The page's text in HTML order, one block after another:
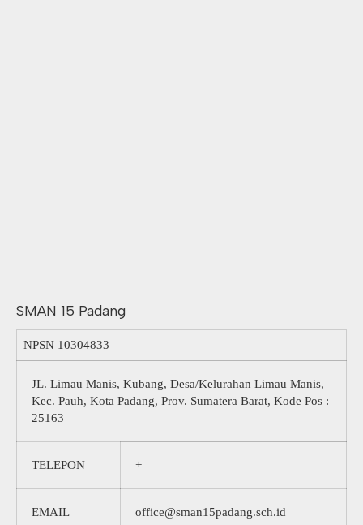
SMAN 15 Padang
NPSN 10304833
JL. Limau Manis, Kubang, Desa/Kelurahan Limau Manis,
Kec. Pauh, Kota Padang, Prov. Sumatera Barat, Kode Pos :
25163
TELEPON +
EMAIL office@sman15padang.sch.id